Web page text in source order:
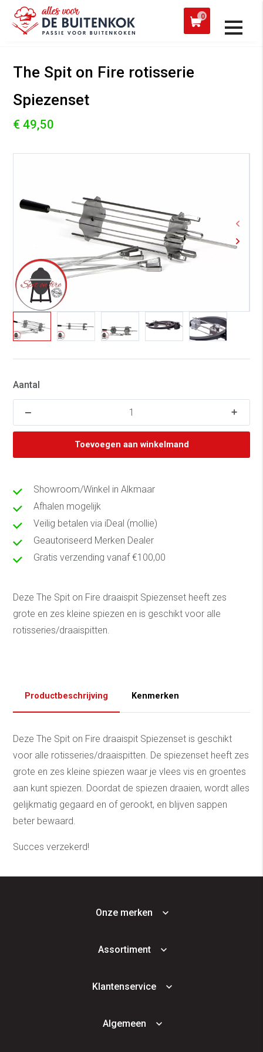
0
werkdag verzonden
Alle producten
The Spit on Fire rotisserie
Spiezenset
€ 49,50
Aantal
Toevoegen aan winkelmand
Showroom/Winkel in Alkmaar
Afhalen mogelijk
Veilig betalen via iDeal (mollie)
Geautoriseerd Merken Dealer
Gratis verzending vanaf €100,00
Deze The Spit on Fire draaispit Spiezenset heeft zes
grote en zes kleine spiezen en is geschikt voor alle
rotisseries/draaispitten.
Productbeschrijving Kenmerken
Deze The Spit on Fire draaispit Spiezenset is geschikt
voor alle rotisseries/draaispitten. De spiezenset heeft zes
grote en zes kleine spiezen waar je vlees vis en groentes
aan kunt spiezen. Doordat de spiezen draaien, wordt alles
gelijkmatig gegaard en of gerookt, en blijven sappen
beter bewaard.
Succes verzekerd!
Onze merken
Assortiment
Klantenservice
Algemeen